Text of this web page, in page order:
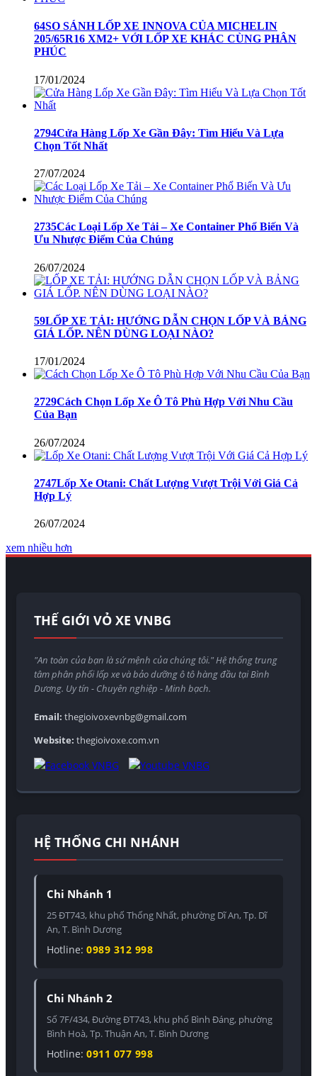
64SO SÁNH LỐP XE INNOVA CỦA MICHELIN
205/65R16 XM2+ VỚI LỐP XE KHÁC CÙNG PHÂN
PHÚC
17/01/2024
2794Cửa Hàng Lốp Xe Gần Đây: Tìm Hiểu Và Lựa
Chọn Tốt Nhất
27/07/2024
2735Các Loại Lốp Xe Tải – Xe Container Phổ Biến Và
Ưu Nhược Điểm Của Chúng
26/07/2024
59LỐP XE TẢI: HƯỚNG DẪN CHỌN LỐP VÀ BẢNG
GIÁ LỐP. NÊN DÙNG LOẠI NÀO?
17/01/2024
2729Cách Chọn Lốp Xe Ô Tô Phù Hợp Với Nhu Cầu
Của Bạn
26/07/2024
2747Lốp Xe Otani: Chất Lượng Vượt Trội Với Giá Cả
Hợp Lý
26/07/2024
xem nhiều hơn
THẾ GIỚI VỎ XE VNBG
"An toàn của bạn là sứ mệnh của chúng tôi." Hệ thống trung
tâm phân phối lốp xe và bảo dưỡng ô tô hàng đầu tại Bình
Dương. Uy tín - Chuyên nghiệp - Minh bạch.
Email: thegioivoxevnbg@gmail.com
Website: thegioivoxe.com.vn
HỆ THỐNG CHI NHÁNH
Chi Nhánh 1
25 ĐT743, khu phố Thống Nhất, phường Dĩ An, Tp. Dĩ
An, T. Bình Dương
Hotline: 0989 312 998
Chi Nhánh 2
Số 7F/434, Đường ĐT743, khu phố Bình Đáng, phường
Bình Hoà, Tp. Thuận An, T. Bình Dương
Hotline: 0911 077 998